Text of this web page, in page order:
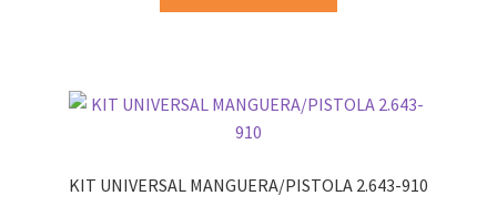
KIT UNIVERSAL MANGUERA/PISTOLA 2.643-910